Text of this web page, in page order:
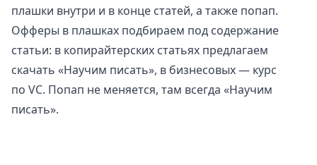
плашки внутри и в конце статей, а также попап.
Офферы в плашках подбираем под содержание
статьи: в копирайтерских статьях предлагаем
скачать «Научим писать», в бизнесовых — курс
по VC. Попап не меняется, там всегда «Научим
писать».